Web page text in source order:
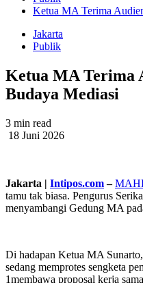
Ketua MA Terima
Jakarta
Publik
Ketua MA Terima
Budaya Mediasi
3 min read
18 Juni 2026
Jakarta | Intipos.com–
tamu tak biasa. Pengurus
menyambangi Gedung MA
Di hadapan Ketua MA
sedang memprotes sengketa
1membawa proposal kerja